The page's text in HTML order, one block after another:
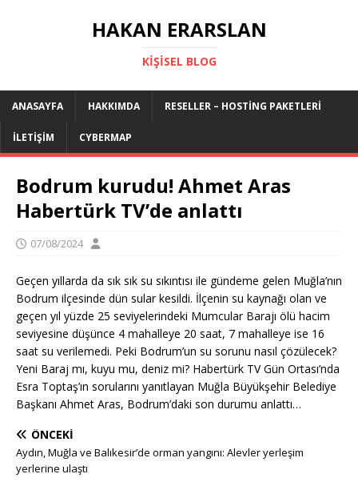
HAKAN ERARSLAN
KIŞISEL BLOG
ANASAYFA HAKKIMDA RESELLER – HOSTING PAKETLERI
İLETIŞIM CYBERMAP
Bodrum kurudu! Ahmet Aras
Habertürk TV’de anlattı
07/08/2024
Geçen yıllarda da sık sık su sıkıntısı ile gündeme gelen Muğla’nın
Bodrum ilçesinde dün sular kesildi. İlçenin su kaynağı olan ve
geçen yıl yüzde 25 seviyelerindeki Mumcular Barajı ölü hacim
seviyesine düşünce 4 mahalleye 20 saat, 7 mahalleye ise 16
saat su verilemedi. Peki Bodrum’un su sorunu nasıl çözülecek?
Yeni Baraj mı, kuyu mu, deniz mi? Habertürk TV Gün Ortası’nda
Esra Toptaş’ın sorularını yanıtlayan Muğla Büyükşehir Belediye
Başkanı Ahmet Aras, Bodrum’daki son durumu anlattı…
ÖNCEKI
Aydın, Muğla ve Balıkesir’de orman yangını: Alevler yerleşim
yerlerine ulaştı